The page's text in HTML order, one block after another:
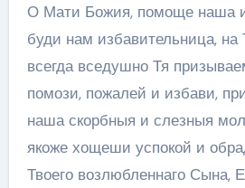
О Мати Божия, помоще наша
буди нам избавительница,
всегда вседушно Тя
помози, пожалей и избави,
наша скорбныя и слезныя
якоже хощеши успокой и
Твоего возлюбленнаго Сына,